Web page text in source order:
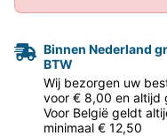
Binnen Nederland
BTW
Wij bezorgen uw
voor € 8,00 en altijd
Voor België geldt
minimaal € 12,50